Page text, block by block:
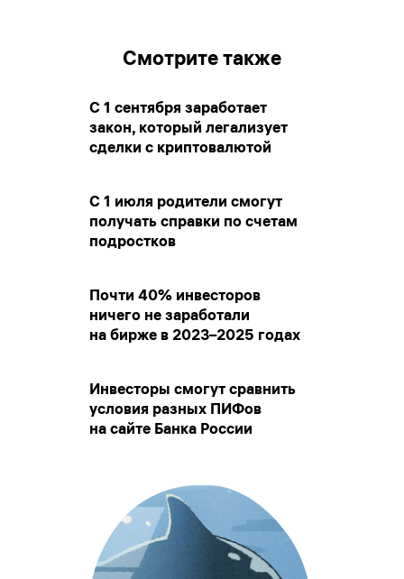
Смотрите также
С 1 сентября заработает
закон, который легализует
сделки с криптовалютой
С 1 июля родители смогут
получать справки по счетам
подростков
Почти 40% инвесторов
ничего не заработали
на бирже в 2023–2025 годах
Инвесторы смогут сравнить
условия разных ПИФов
на сайте Банка России